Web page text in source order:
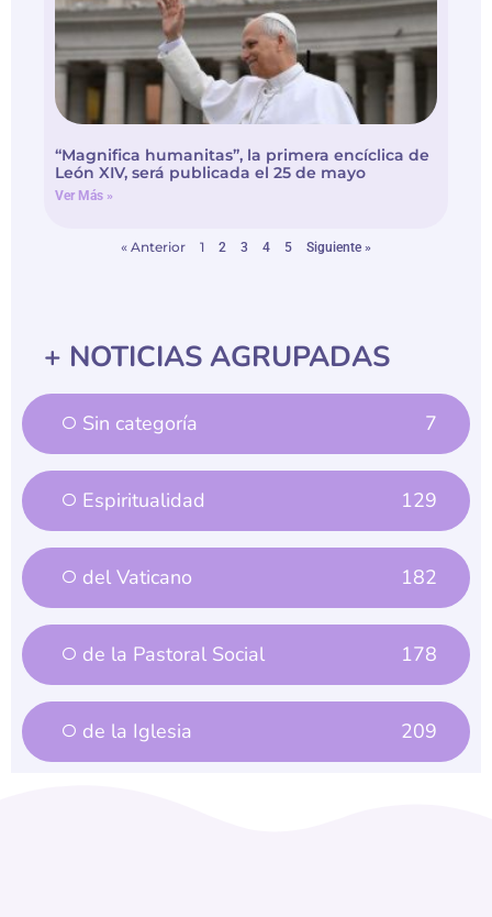
“Magnifica humanitas”, la primera encíclica de
León XIV, será publicada el 25 de mayo
Ver Más »
« Anterior 1 2 3 4 5 Siguiente »
+ NOTICIAS AGRUPADAS
Sin categoría 7
Espiritualidad 129
del Vaticano 182
de la Pastoral Social 178
de la Iglesia 209